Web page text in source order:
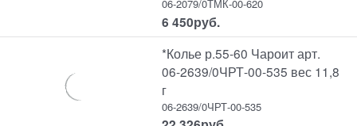
06-2079/0ТМК-00-620
6 450руб.
*Колье р.55-60 Чароит арт.
06-2639/0ЧРТ-00-535 вес 11,8
г
06-2639/0ЧРТ-00-535